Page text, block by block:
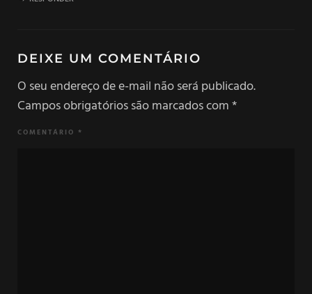
DEIXE UM COMENTÁRIO
O seu endereço de e-mail não será publicado.
Campos obrigatórios são marcados com*
COMENTÁRIO *